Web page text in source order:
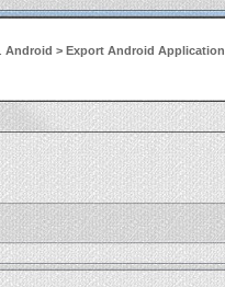
Android > Export Android Application